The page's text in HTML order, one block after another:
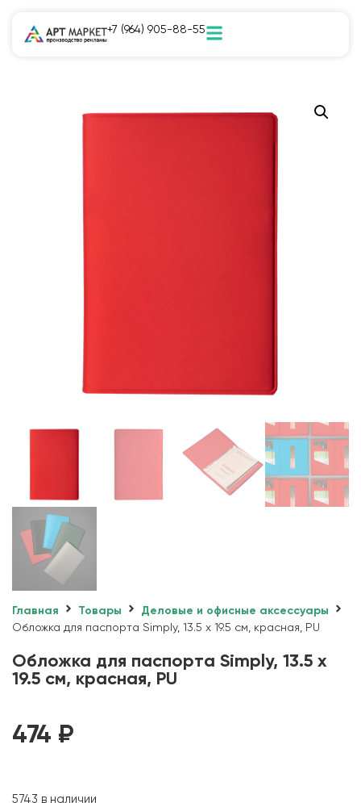
+7 (964) 905-88-55
Главная Товары
Деловые и офисные аксессуары
Обложка для паспорта Simply, 13.5 х 19.5 см, красная, PU
Обложка для паспорта Simply, 13.5 х
19.5 см, красная, PU
474 ₽
5743 в наличии